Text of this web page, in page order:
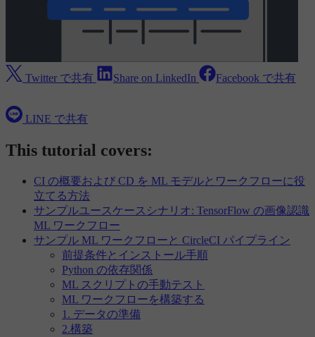
Twitter で共有 Share on LinkedIn Facebook で共有
LINE で共有
This tutorial covers:
CI の概要および CD を ML モデルとワークフローに役
立てる方法
サンプルユースケースシナリオ: TensorFlow の画像認識
ML ワークフロー
サンプル ML ワークフローと CircleCI パイプライン
前提条件とインストール手順
Python の依存関係
ML スクリプトの手動テスト
ML ワークフローを構築する
1. データの準備
2.構築